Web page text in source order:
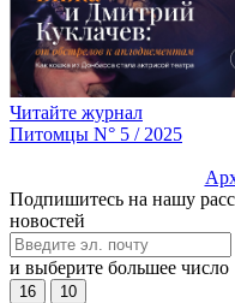
Читайте журнал
Питомцы N° 5 / 2025
Подпишитесь на нашу
новостей
и выберите большее число
16 10